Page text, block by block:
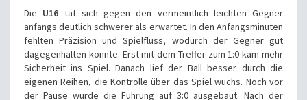
Die U16 tat sich gegen den vermeintlich leichten Gegner
anfangs deutlich schwerer als erwartet. In den Anfangsminuten
fehlten Präzision und Spielfluss, wodurch der Gegner gut
dagegenhalten konnte. Erst mit dem Treffer zum 1:0 kam mehr
Sicherheit ins Spiel. Danach lief der Ball besser durch die
eigenen Reihen, die Kontrolle über das Spiel wuchs. Noch vor
der Pause wurde die Führung auf 3:0 ausgebaut. Nach der